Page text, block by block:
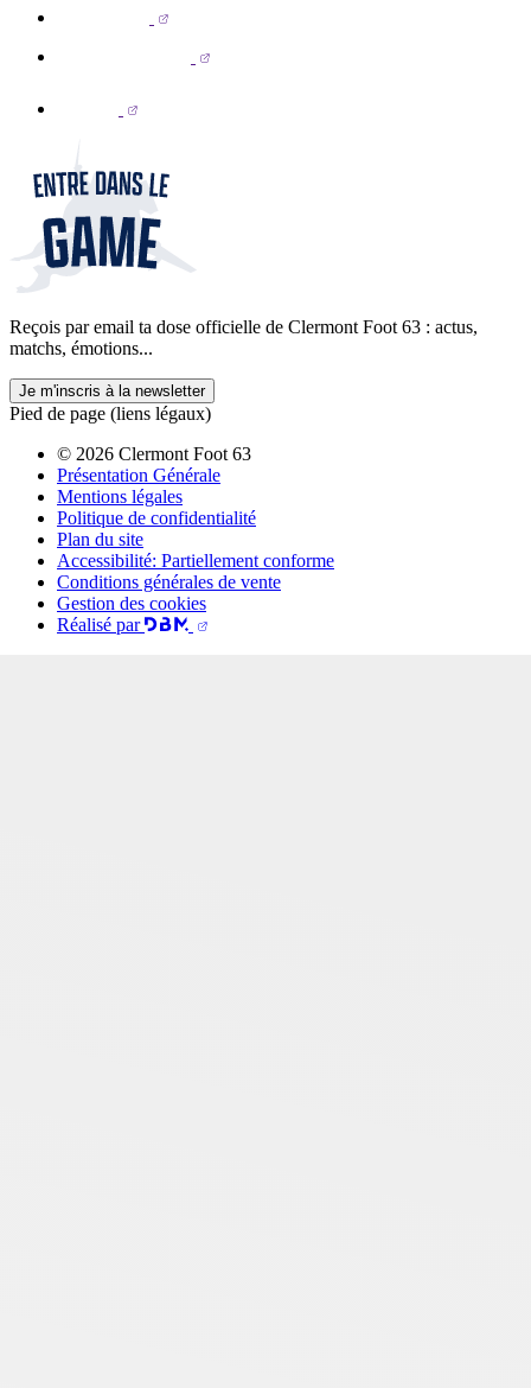
Reçois par email ta dose officielle de Clermont Foot 63 : actus,
matchs, émotions...
Je m'inscris à la newsletter
Pied de page (liens légaux)
© 2026 Clermont Foot 63
Présentation Générale
Mentions légales
Politique de confidentialité
Plan du site
Accessibilité: Partiellement conforme
Conditions générales de vente
Gestion des cookies
Réalisé par